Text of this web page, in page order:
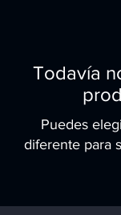
Todavía
Puedes
diferente para